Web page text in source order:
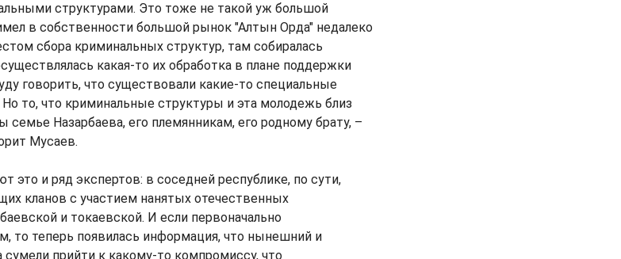
структурами. Это тоже не такой уж большой
в собственности большой рынок "Алтын Орда" недалеко
сбора криминальных структур, там собиралась
какая-то их обработка в плане поддержки
говорить, что существовали какие-то специальные
Но то, что криминальные структуры и эта молодежь близ
Назарбаева, его племянникам, его родному брату, –
Мусаев.
это и ряд экспертов: в соседней республике, по сути,
кланов с участием нанятых отечественных
и токаевской. И если первоначально
то теперь появилась информация, что нынешний и
прийти к какому-то компромиссу, что